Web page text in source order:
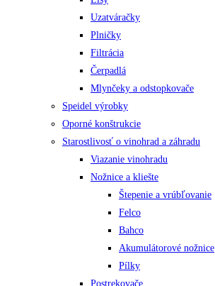
Uzatváračky
Plničky
Filtrácia
Čerpadlá
Mlynčeky a odstopkovače
Speidel výrobky
Oporné konštrukcie
Starostlivosť o vinohrad a záhradu
Viazanie vinohradu
Nožnice a kliešte
Štepenie a vrúbľovanie
Felco
Bahco
Akumulátorové nožnice
Pílky
Postrekovače